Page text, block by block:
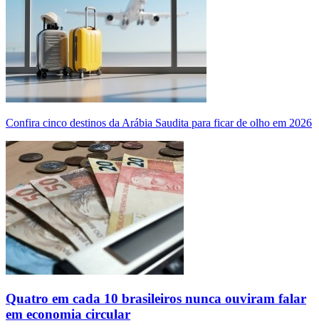
Confira cinco destinos da Arábia Saudita para ficar de olho em 2026
Quatro em cada 10 brasileiros nunca ouviram falar
em economia circular